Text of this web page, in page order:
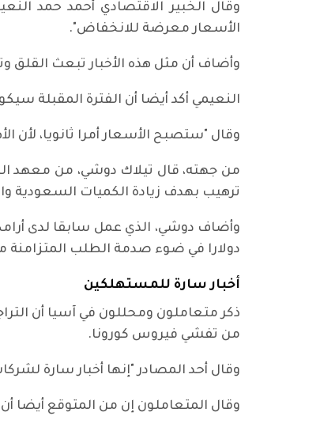
وقال الخبير الاقتصادي أحمد حمد
الأسعار معرضة للانخفاض".
وأضاف أن مثل هذه الأخبار تبعث
النعيمي أكد أيضا أن الفترة المقبلة
وقال "ستصبح الأسعار أمرا ثانويا،
من جهته، قال تيلاك دوشي، من معهد
ترهيب بهدف زيادة الكميات السعودية
دولارا في ضوء صدمة الطلب المتزامنة
أخبار سارة للمستهلكين
ذكر متعاملون ومحللون في آسيا أن
من تفشي فيروس كورونا.
وقال أحد المصادر "إنها أخبار سارة
وقال المتعاملون إن من المتوقع أيضا